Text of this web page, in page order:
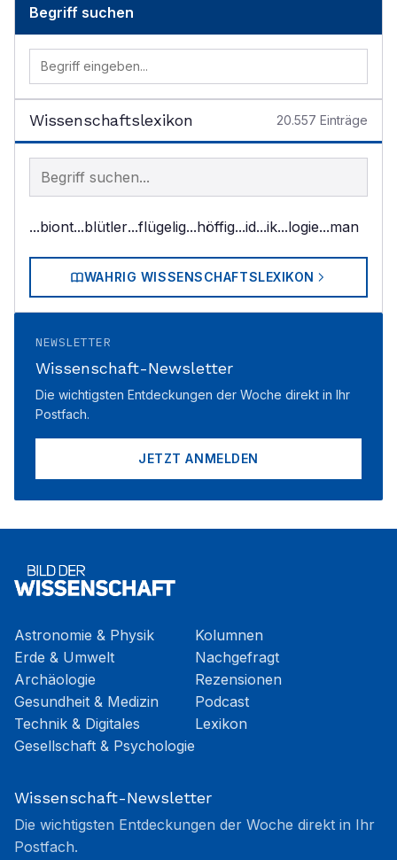
Begriff suchen
Wissenschaftslexikon 20.557 Einträge
Begriff im Lexikon suchen
...biont...blütler...flügelig...höffig...id...ik...logie...man
WAHRIG WISSENSCHAFTSLEXIKON
NEWSLETTER
Wissenschaft-Newsletter
Die wichtigsten Entdeckungen der Woche direkt in Ihr
Postfach.
JETZT ANMELDEN
Astronomie & Physik
Erde & Umwelt
Archäologie
Gesundheit & Medizin
Technik & Digitales
Gesellschaft & Psychologie
Kolumnen
Nachgefragt
Rezensionen
Podcast
Lexikon
Wissenschaft-Newsletter
Die wichtigsten Entdeckungen der Woche direkt in Ihr
Postfach.